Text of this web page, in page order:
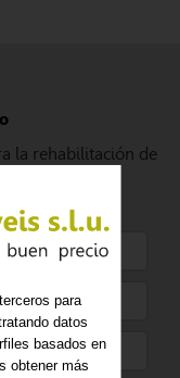
la rehabilitación de
para
datos
basados en
obtener más